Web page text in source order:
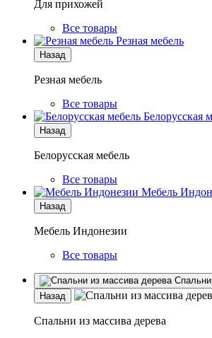
Для прихожей
Все товары
Резная мебель
Назад
Резная мебель
Все товары
Белорусская
Назад
Белорусская мебель
Все товары
Мебель
Назад
Мебель Индонезии
Все товары
Назад
Спальни из массива дерева